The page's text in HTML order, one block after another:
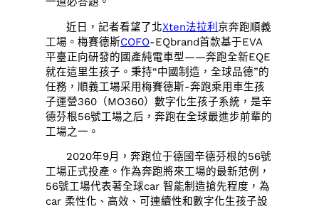
近日，記者看望了北Xten法拉利 京奔跑順義
工場。梅賽德斯COFO-EQbrand首款基于EVA
平臺正向研發的國產純電車型——奔跑全新EQE
就在這里生孩子。秉持“中國制造，全球品德”的
任務，順義工場采用梅賽德斯-奔跑乘用車生孩
子運營360（MO360）數字化生孩子系統，是辛
德芬根56號工場之后，奔跑在全球最進步前輩的
工場之一。
2020年9月，奔跑位于德國辛德芬根的56號
工場正式投產。作為奔跑將來工場的最新范例，
56號工場代表著全球car 智能制造搶先程度，為
car 柔性化、高效、可連續性和數字化生孩子設